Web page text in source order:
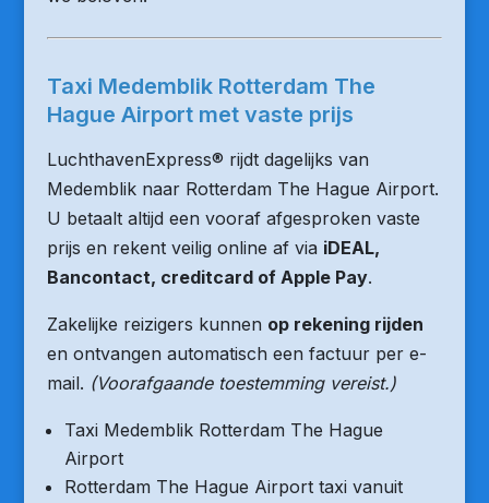
Taxi Medemblik Rotterdam The
Hague Airport met vaste prijs
LuchthavenExpress® rijdt dagelijks van
Medemblik naar Rotterdam The Hague Airport.
U betaalt altijd een vooraf afgesproken vaste
prijs en rekent veilig online af via iDEAL,
Bancontact, creditcard of Apple Pay.
Zakelijke reizigers kunnen op rekening rijden
en ontvangen automatisch een factuur per e-
mail. (Voorafgaande toestemming vereist.)
Taxi Medemblik Rotterdam The Hague
Airport
Rotterdam The Hague Airport taxi vanuit